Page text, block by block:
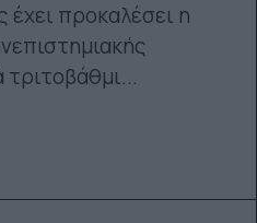
έχει προκαλέσει η